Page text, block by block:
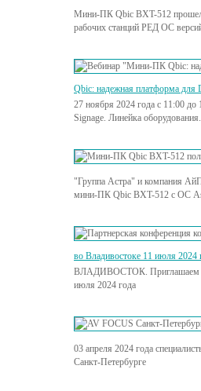
Мини-ПК Qbic BXT-512 прошел
рабочих станций РЕД ОС
Qbic: надежная платформа для
27 ноября 2024 года с 11:00
Signage. Линейка
"Группа Астра" и компания
мини-ПК Qbic BXT-512 с ОС
во Владивостоке 11 июля 2024
ВЛАДИВОСТОК. Приглашаем
июля 2024 года
03 апреля 2024 года
Санкт-Петербурге